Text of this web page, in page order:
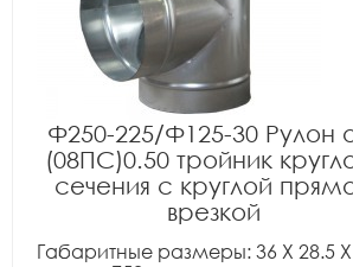
Ф250-225/Ф125-30 Рулон
(08ПС)0.50 тройник
сечения с круглой
врезкой
Габаритные размеры: 36 X 28.5